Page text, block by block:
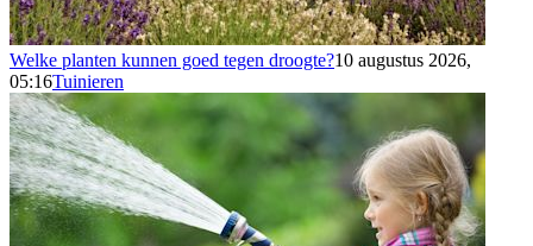
Welke planten kunnen goed tegen droogte?10 augustus 2026,
05:16Tuinieren